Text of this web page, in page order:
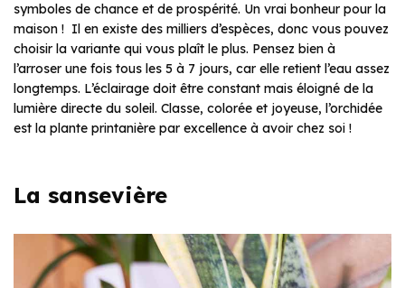
symboles de chance et de prospérité. Un vrai bonheur pour la
maison ! Il en existe des milliers d’espèces, donc vous pouvez
choisir la variante qui vous plaît le plus. Pensez bien à
l’arroser une fois tous les 5 à 7 jours, car elle retient l’eau assez
longtemps. L’éclairage doit être constant mais éloigné de la
lumière directe du soleil. Classe, colorée et joyeuse, l’orchidée
est la plante printanière par excellence à avoir chez soi !
La sansevière